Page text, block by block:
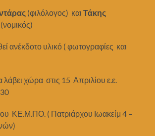
(φιλόλογος) καιΤάκης
(νομικός)
ανέκδοτο υλικό ( φωτογραφίες και
χώρα στις 15 Απριλίου ε.ε.
ΚΕ.Μ.ΠΟ. ( Πατριάρχου Ιωακείμ 4 –